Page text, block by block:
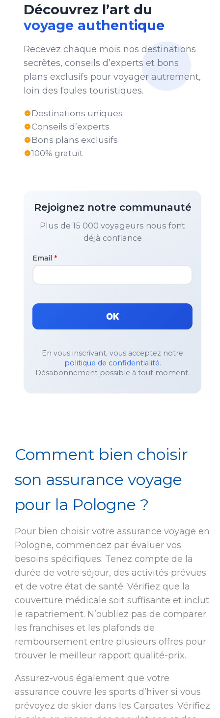
Découvrez l’art du
voyage authentique
Recevez chaque mois nos destinations
secrètes, conseils d’experts et bons
plans exclusifs pour voyager autrement,
loin des foules touristiques.
Destinations uniques
Conseils d’experts
Bons plans exclusifs
100% gratuit
Rejoignez notre communauté
Plus de 15 000 voyageurs nous font
déjà confiance
Email *
OK
En vous inscrivant, vous acceptez notre
politique de confidentialité.
Désabonnement possible à tout moment.
Comment bien choisir
son assurance voyage
pour la Pologne ?
Pour bien choisir votre assurance voyage en
Pologne, commencez par évaluer vos
besoins spécifiques. Tenez compte de la
durée de votre séjour, des activités prévues
et de votre état de santé. Vérifiez que la
couverture médicale soit suffisante et inclut
le rapatriement. N’oubliez pas de comparer
les franchises et les plafonds de
remboursement entre plusieurs offres pour
trouver le meilleur rapport qualité-prix.
Assurez-vous également que votre
assurance couvre les sports d’hiver si vous
prévoyez de skier dans les Carpates. Vérifiez